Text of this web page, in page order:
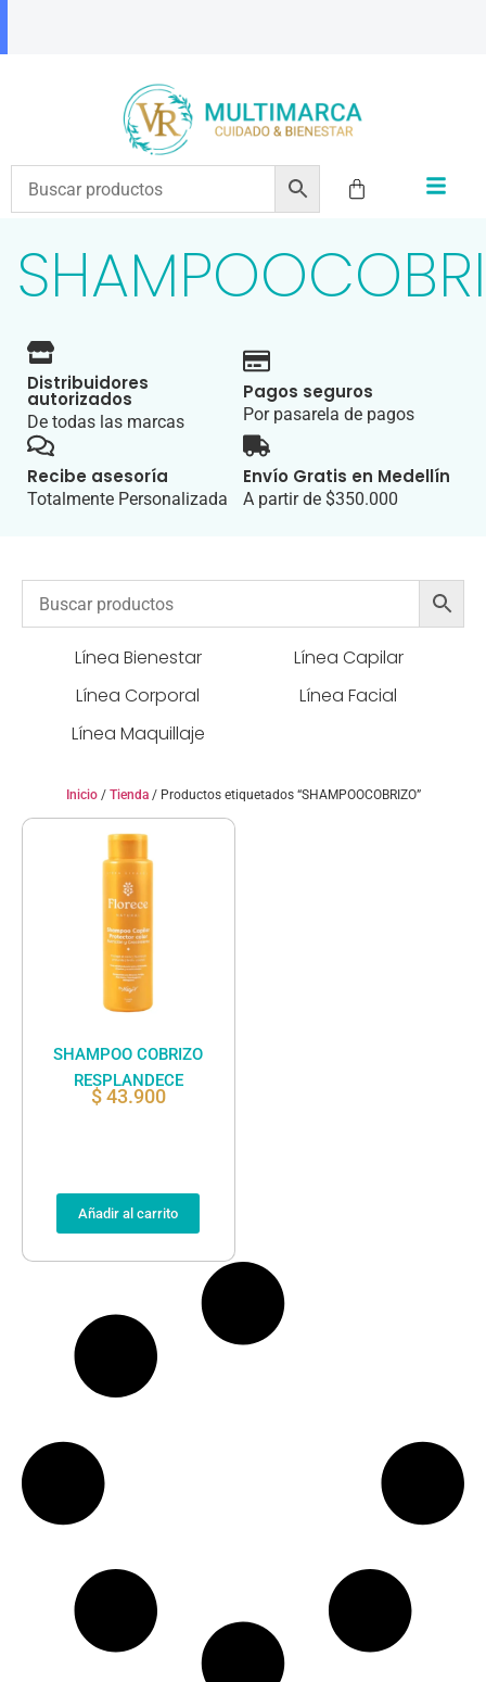
ENVÍOS A TODO EL PAÍS | RECIBIMOS TODOS LOS MEDIOS DE PAGO
Distribuidores
autorizados
De todas las marcas
Pagos seguros
Por pasarela de pagos
Recibe asesoría
Totalmente Personalizada
Envío Gratis en Medellín
A partir de $350.000
Línea Bienestar
Línea Capilar
Línea Corporal
Línea Facial
Línea Maquillaje
Inicio/ Tienda/ Productos etiquetados “SHAMPOOCOBRIZO”
SHAMPOO COBRIZO
RESPLANDECE
$43.900
Añadir al carrito